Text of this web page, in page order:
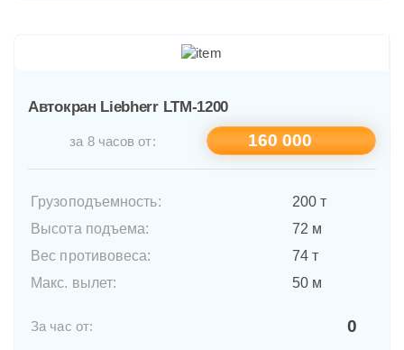
Автокран Liebherr LTM-1200
за 8 часов от: 160 000
Грузоподъемность:
200 т
Высота подъема:
72 м
Вес противовеса:
74 т
Макс. вылет:
50 м
За час от: 0